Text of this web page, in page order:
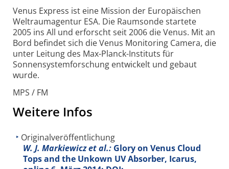
Venus Express ist eine Mission der Europäischen
Weltraumagentur ESA. Die Raumsonde startete
2005 ins All und erforscht seit 2006 die Venus. Mit an
Bord befindet sich die Venus Monitoring Camera, die
unter Leitung des Max-Planck-Instituts für
Sonnensystemforschung entwickelt und gebaut
wurde.
MPS / FM
Weitere Infos
Originalveröffentlichung
W. J. Markiewicz et al.: Glory on Venus Cloud
Tops and the Unkown UV Absorber, Icarus,